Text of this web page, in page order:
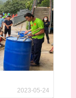
2023-05-24